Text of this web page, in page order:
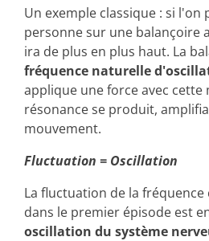
Un exemple classique : si l'on
personne sur une balançoire
ira de plus en plus haut. La
fréquence naturelle
applique une force avec cette
résonance se produit,
mouvement.
Fluctuation = Oscillation
La fluctuation de la
dans le premier épisode est
oscillation du système